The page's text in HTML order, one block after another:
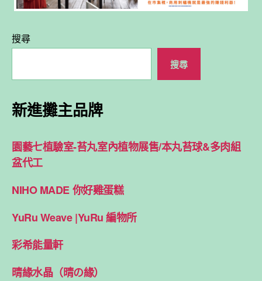
搜尋
搜尋
新進攤主品牌
園藝七植驗室-苔丸室內植物展售/本丸苔球&多肉組
盆代工
NIHO MADE 你好雞蛋糕
YuRu Weave |YuRu 編物所
彩希能量軒
晴緣水晶（晴の緣）